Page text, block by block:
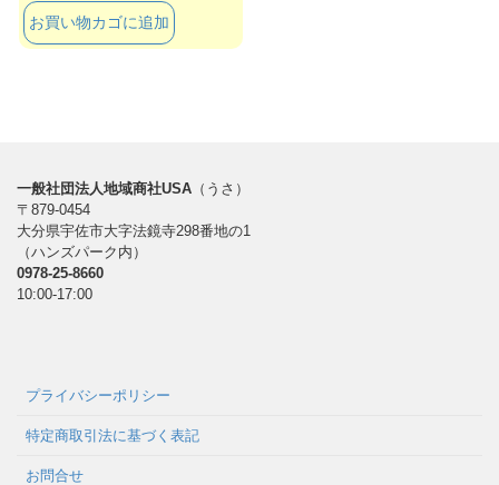
お買い物カゴに追加
一般社団法人地域商社USA （うさ）
〒879-0454
大分県宇佐市大字法鏡寺298番地の1
（ハンズパーク内）
0978-25-8660
10:00-17:00
プライバシーポリシー
特定商取引法に基づく表記
お問合せ